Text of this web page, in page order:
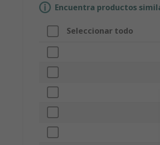
Encuentra productos
Seleccionar todo